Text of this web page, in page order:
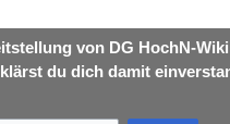
von DG HochN-
du dich damit